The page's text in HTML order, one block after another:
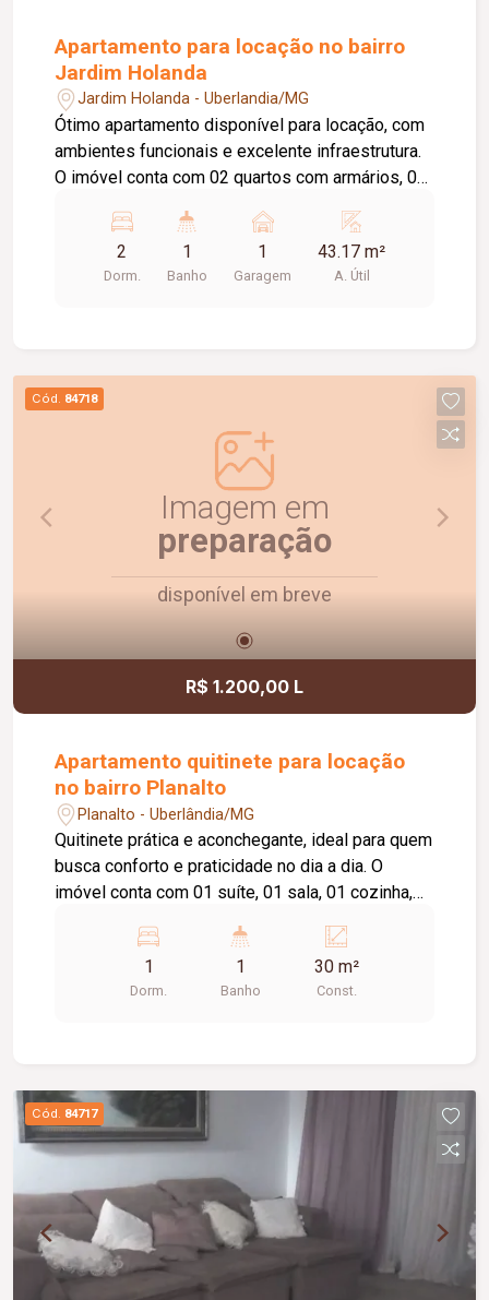
Apartamento para locação no bairro
Jardim Holanda
Jardim Holanda - Uberlandia/MG
Ótimo apartamento disponível para locação, com
ambientes funcionais e excelente infraestrutura.
O imóvel conta com 02 quartos com armários, 01
e depurador (sugar), 01 área de serviço, 01
banheiro social com box em vidro e armário,
elevador e 01 vaga de garagem. O condomínio
2
Dorm.
1
Banho
1
Garagem
43.17 m²
A. Útil
Cód. 84718
Imagem em
preparação
disponível em breve
R$ 1.200,00 L
Apartamento quitinete para locação
no bairro Planalto
Planalto - Uberlândia/MG
Quitinete prática e aconchegante, ideal para quem
busca conforto e praticidade no dia a dia. O
imóvel conta com 01 suíte, 01 sala, 01 cozinha,
Excelente opção para solteiros, estudantes ou
1
Dorm.
1
Banho
30 m²
Const.
Cód. 84717